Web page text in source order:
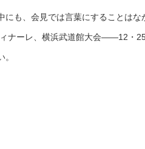
にも、会見では言葉にすることは
ナーレ、横浜武道館大会――12・